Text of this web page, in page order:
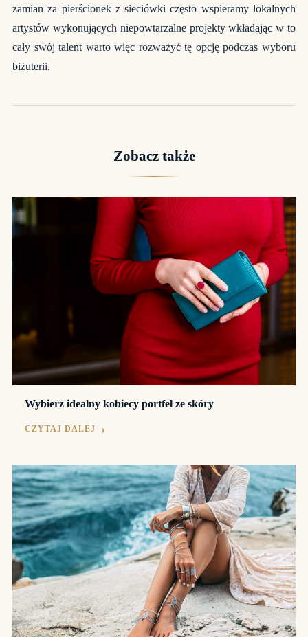
zamian za pierścionek z sieciówki często wspieramy lokalnych
artystów wykonujących niepowtarzalne projekty wkładając w to
cały swój talent warto więc rozważyć tę opcję podczas wyboru
biżuterii.
Zobacz także
Wybierz idealny kobiecy portfel ze skóry
CZYTAJ DALEJ